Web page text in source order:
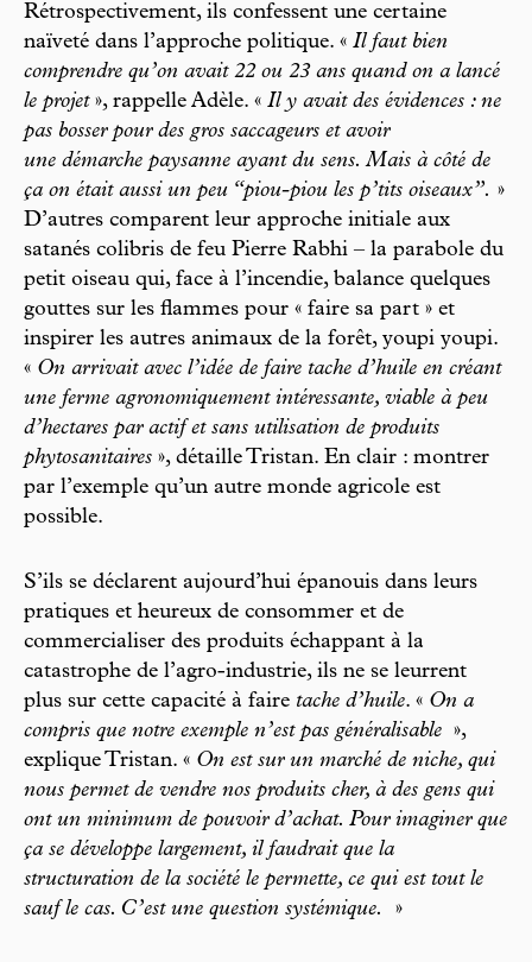
Rétrospectivement, ils confessent une certaine
naïveté dans l’approche politique. « Il faut bien
comprendre qu’on avait 22 ou 23 ans quand on a lancé
le projet», rappelle Adèle. « Il y avait des évidences : ne
pas bosser pour des gros saccageurs et avoir
une démarche paysanne ayant du sens. Mais à côté de
ça on était aussi un peu “piou-piou les p’tits oiseaux”. »
D’autres comparent leur approche initiale aux
satanés colibris de feu Pierre Rabhi – la parabole du
petit oiseau qui, face à l’incendie, balance quelques
gouttes sur les flammes pour « faire sa part » et
inspirer les autres animaux de la forêt, youpi youpi.
« On arrivait avec l’idée de faire tache d’huile en créant
une ferme agronomiquement intéressante, viable à peu
d’hectares par actif et sans utilisation de produits
phytosanitaires », détaille Tristan. En clair : montrer
par l’exemple qu’un autre monde agricole est
possible.
S’ils se déclarent aujourd’hui épanouis dans leurs
pratiques et heureux de consommer et de
commercialiser des produits échappant à la
catastrophe de l’agro-industrie, ils ne se leurrent
plus sur cette capacité à faire tache d’huile. « On a
compris que notre exemple n’est pas généralisable »,
explique Tristan. « On est sur un marché de niche, qui
nous permet de vendre nos produits cher, à des gens qui
ont un minimum de pouvoir d’achat. Pour imaginer que
ça se développe largement, il faudrait que la
structuration de la société le permette, ce qui est tout le
sauf le cas. C’est une question systémique.
»